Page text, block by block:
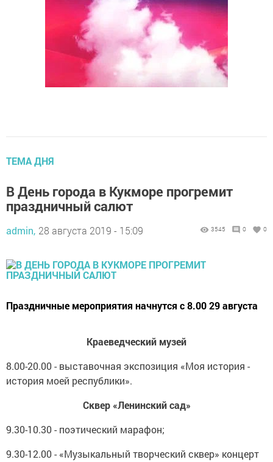
ТЕМА ДНЯ
В День города в Кукморе прогремит
праздничный салют
admin, 28 августа 2019 - 15:09 3545 0 0
Праздничные мероприятия начнутся с 8.00 29 августа
Краеведческий музей
8.00-20.00 - выставочная экспозиция «Моя история -
история моей республики».
Сквер «Ленинский сад»
9.30-10.30 - поэтический марафон;
9.30-12.00 - «Музыкальный творческий сквер» концерт